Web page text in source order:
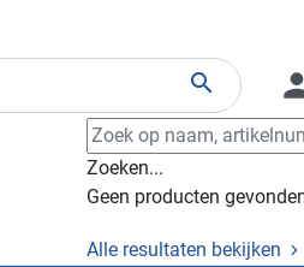
search
Zoeken...
Geen producten
Alle resultaten bekijken